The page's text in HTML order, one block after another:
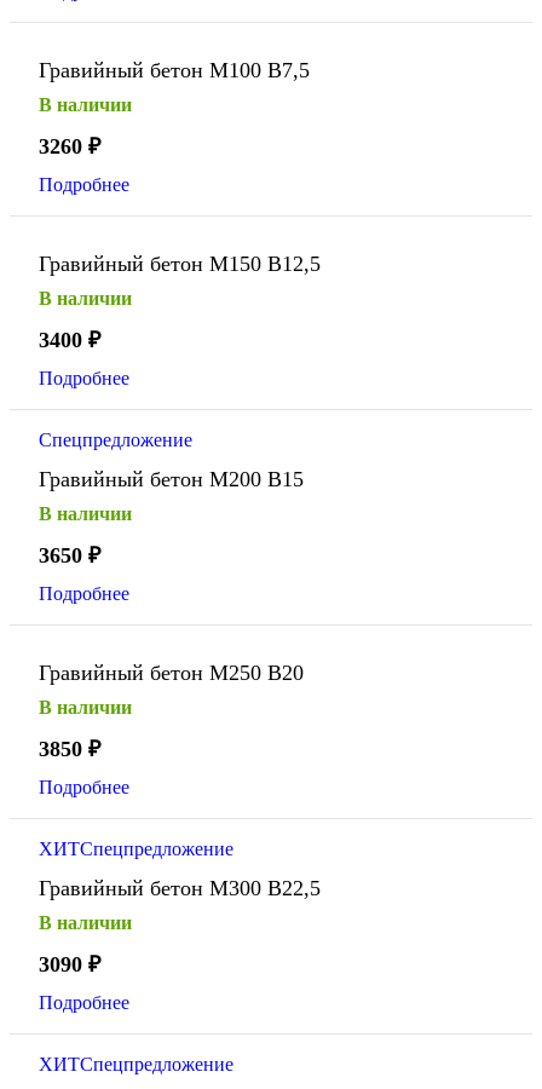
Гравийный бетон М100 В7,5
В наличии
3260 ₽
Подробнее
Гравийный бетон М150 В12,5
В наличии
3400 ₽
Подробнее
Спецпредложение
Гравийный бетон М200 В15
В наличии
3650 ₽
Подробнее
Гравийный бетон М250 В20
В наличии
3850 ₽
Подробнее
ХИТСпецпредложение
Гравийный бетон М300 В22,5
В наличии
3090 ₽
Подробнее
ХИТСпецпредложение